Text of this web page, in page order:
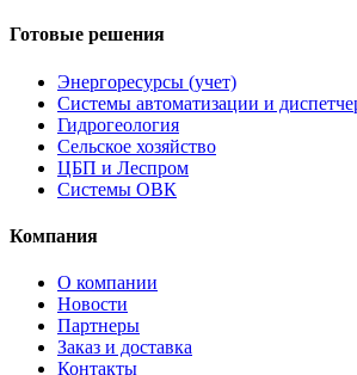
Готовые решения
Энергоресурсы (учет)
Системы автоматизации и
Гидрогеология
Сельское хозяйство
ЦБП и Леспром
Системы ОВК
Компания
О компании
Новости
Партнеры
Заказ и доставка
Контакты